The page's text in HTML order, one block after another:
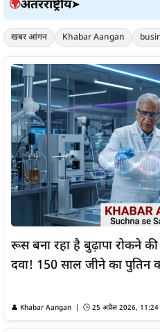
🌍अंतरराष्ट्रीय➤
खबर आंगन Khabar Aangan
रूस बना रहा है बुढ़ापा रोकने
दवा! 150 साल जीने का पुतिन
👤 Khabar Aangan | 🕒 25 अप्रैल 2026, 11:24